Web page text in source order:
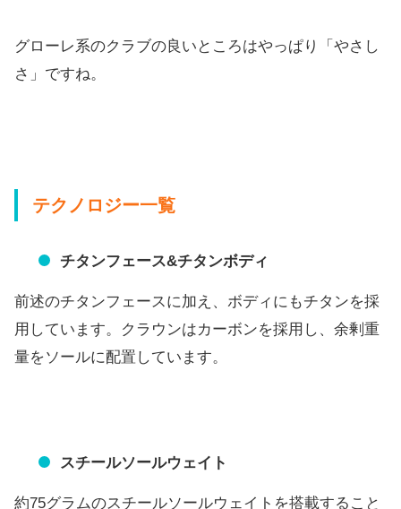
グローレ系のクラブの良いところはやっぱり「やさし
さ」ですね。
テクノロジー一覧
チタンフェース&チタンボディ
前述のチタンフェースに加え、 ボディにもチタンを採
用しています。
クラウンはカーボンを採用し、 余剰重
量をソールに配置しています。
スチールソールウェイト
約75グラムのスチールソールウェイトを搭載すること